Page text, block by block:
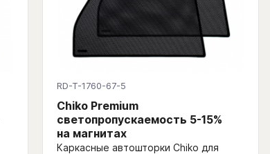
RD-T-1760-67-5
Chiko Premium
светопропускаемость 5-15%
на магнитах
Каркасные автошторки Chiko для